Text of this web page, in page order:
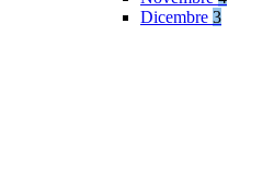
Dicembre 3